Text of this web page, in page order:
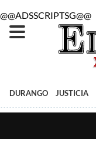
@@ADSSCRIPTSG@@
DURANGO JUSTICIA